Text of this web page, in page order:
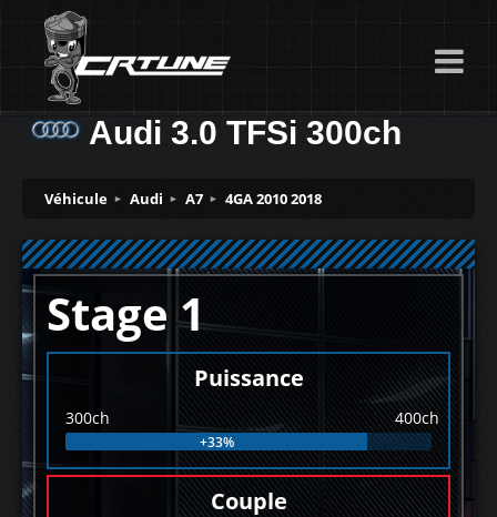
Audi 3.0 TFSi 300ch
Véhicule Audi A7 4GA 2010 2018
Stage 1
Puissance
300ch 400ch
+33%
Couple